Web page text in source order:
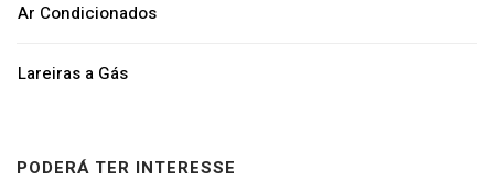
Ar Condicionados
Lareiras a Gás
PODERÁ TER INTERESSE